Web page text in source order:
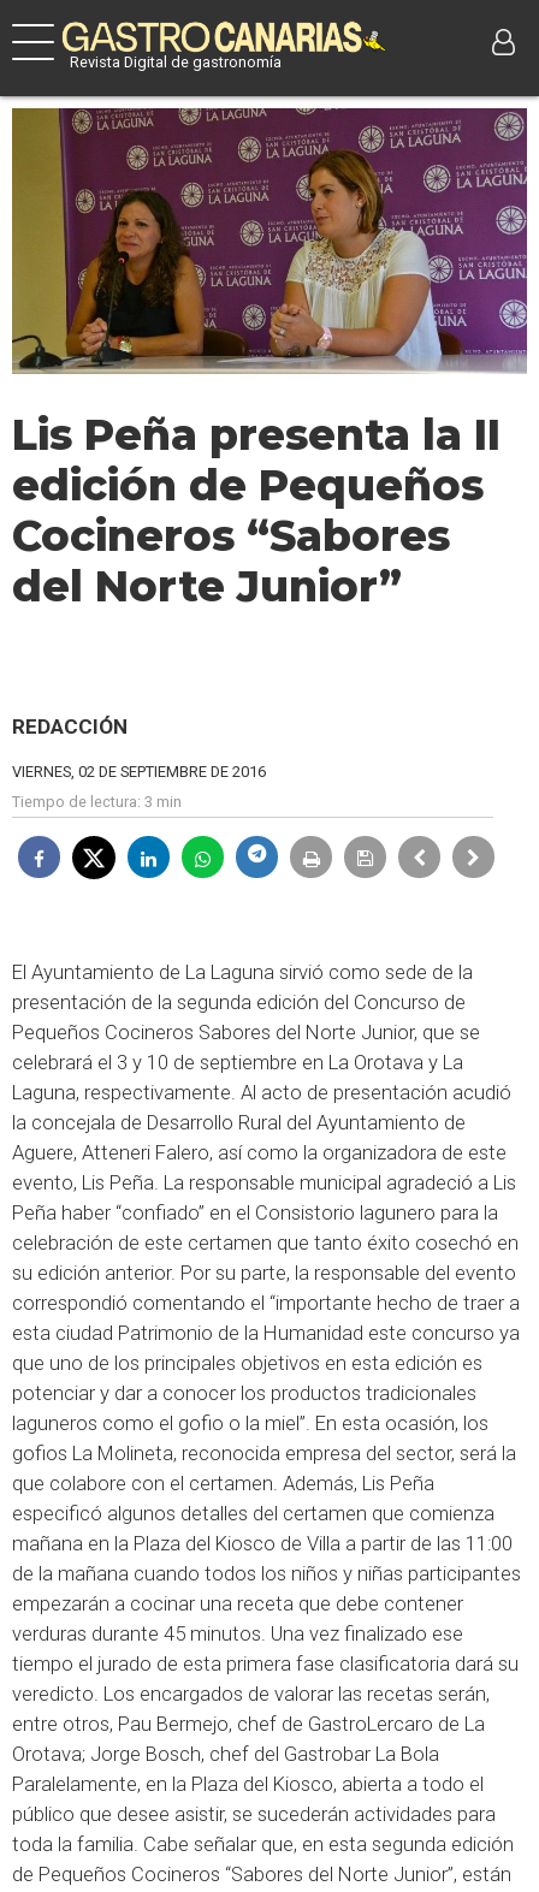
Revista Digital de gastronomía
Lis Peña presenta la II
edición de Pequeños
Cocineros “Sabores
del Norte Junior”
REDACCIÓN
VIERNES, 02 DE SEPTIEMBRE DE 2016
Tiempo de lectura: 3 min
El Ayuntamiento de La Laguna sirvió como sede de la
presentación de la segunda edición del Concurso de
Pequeños Cocineros Sabores del Norte Junior, que se
celebrará el 3 y 10 de septiembre en La Orotava y La
Laguna, respectivamente. Al acto de presentación acudió
la concejala de Desarrollo Rural del Ayuntamiento de
Aguere, Atteneri Falero, así como la organizadora de este
evento, Lis Peña. La responsable municipal agradeció a Lis
Peña haber “confiado” en el Consistorio lagunero para la
celebración de este certamen que tanto éxito cosechó en
su edición anterior. Por su parte, la responsable del evento
correspondió comentando el “importante hecho de traer a
esta ciudad Patrimonio de la Humanidad este concurso ya
que uno de los principales objetivos en esta edición es
potenciar y dar a conocer los productos tradicionales
laguneros como el gofio o la miel”. En esta ocasión, los
gofios La Molineta, reconocida empresa del sector, será la
que colabore con el certamen. Además, Lis Peña
especificó algunos detalles del certamen que comienza
mañana en la Plaza del Kiosco de Villa a partir de las 11:00
de la mañana cuando todos los niños y niñas participantes
empezarán a cocinar una receta que debe contener
verduras durante 45 minutos. Una vez finalizado ese
tiempo el jurado de esta primera fase clasificatoria dará su
veredicto. Los encargados de valorar las recetas serán,
entre otros, Pau Bermejo, chef de GastroLercaro de La
Orotava; Jorge Bosch, chef del Gastrobar La Bola
Paralelamente, en la Plaza del Kiosco, abierta a todo el
público que desee asistir, se sucederán actividades para
toda la familia. Cabe señalar que, en esta segunda edición
de Pequeños Cocineros “Sabores del Norte Junior”, están